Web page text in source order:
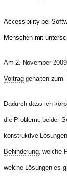
Accessibility bei
Menschen mit
Am 2. November
Vortrag gehalten zum
Dadurch dass ich
die Probleme beider
konstruktive
Behinderung , welche
welche Lösungen es